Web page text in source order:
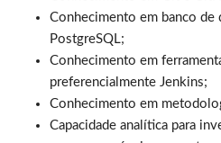
Conhecimento em banco de
PostgreSQL;
Conhecimento em
preferencialmente Jenkins;
Conhecimento em
Capacidade analítica para